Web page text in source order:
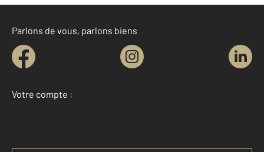
Parlons de vous, parlons biens
Votre compte :
Accéder à mon compte